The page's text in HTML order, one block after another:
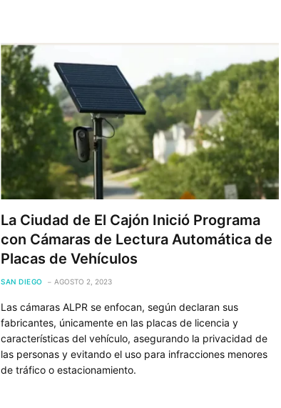
La Ciudad de El Cajón Inició Programa
con Cámaras de Lectura Automática de
Placas de Vehículos
SAN DIEGO AGOSTO 2, 2023
Las cámaras ALPR se enfocan, según declaran sus
fabricantes, únicamente en las placas de licencia y
características del vehículo, asegurando la privacidad de
las personas y evitando el uso para infracciones menores
de tráfico o estacionamiento.